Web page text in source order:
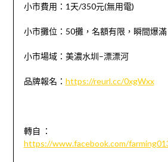
小市費用： 1 天/350元(無用電)
小市攤位： 50攤，名額有限，瞬間爆
小市場域：美濃水圳–漂漂河
品牌報名： https://reurl.cc/0xgWxx
轉自 ：
https://www.facebook.com/